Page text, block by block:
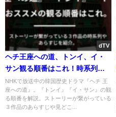
dTV
ヘチ王座への道、トンイ、イ・
サン観る順番はこれ！時系列や
公開年まとめ。
NHKで放送中の韓国歴史ドラマ『ヘチ 王
座への道』。『トンイ』『イ・サン』の観
る順番を解説。ストーリーが繋がっている
３作品のあらすじや見どこ...